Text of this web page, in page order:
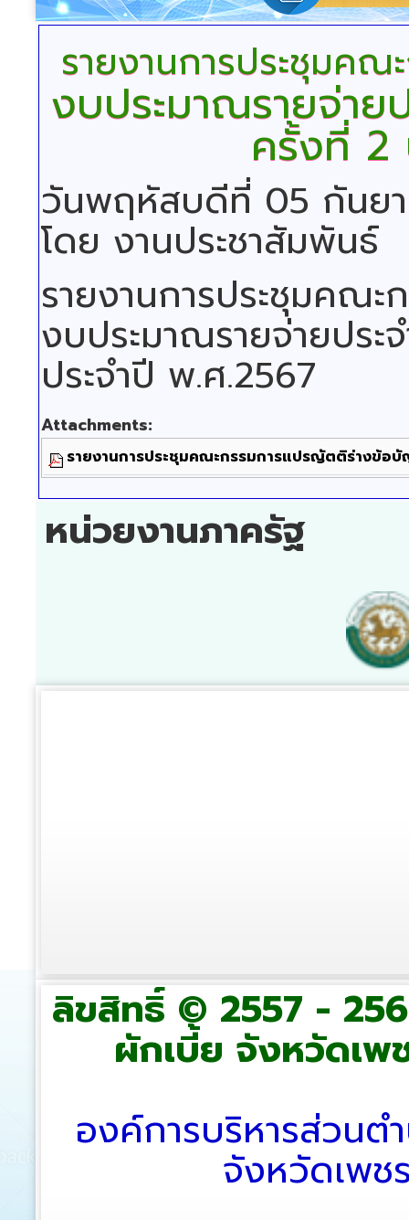
รายงานการประชุมค
งบประมาณรายจ่า
ครั้งที่ 2
วันพฤหัสบดีที่ 05 กันย
โดย งานประชาสัมพันธ์
รายงานการประชุมค
งบประมาณรายจ่ายปร
ประจำปี พ.ศ.2567
Attachments:
รายงานการประชุมคณะกรรมการแปรญัตติร่างข้
หน่วยงานภาครัฐ
ลิขสิทธิ์ © 2557 -
ผักเบี้ย จังหวัดเพ
องค์การบริหารส่วนต
จังหวัดเพช